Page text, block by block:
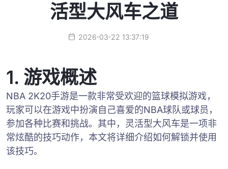
活型大风车之道
2026-03-22 13:37:19
1. 游戏概述
NBA 2K20手游是一款非常受欢迎的篮球模拟游戏，
玩家可以在游戏中扮演自己喜爱的NBA球队或球员，
参加各种比赛和挑战。其中，灵活型大风车是一项非
常炫酷的技巧动作，本文将详细介绍如何解锁并使用
该技巧。